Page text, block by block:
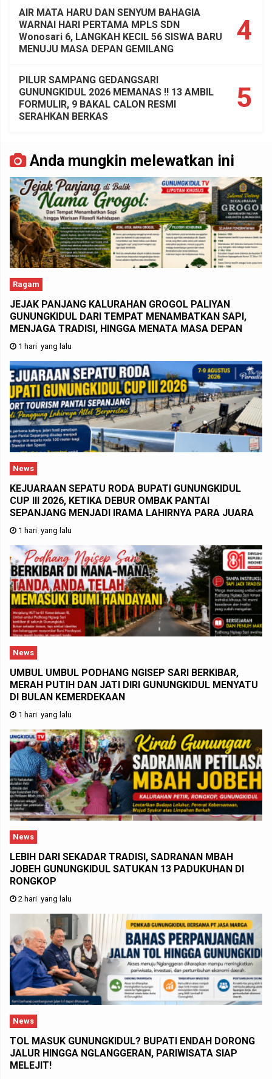
4
AIR MATA HARU DAN SENYUM BAHAGIA
WARNAI HARI PERTAMA MPLS SDN
Wonosari 6, LANGKAH KECIL 56 SISWA BARU
MENUJU MASA DEPAN GEMILANG
5
PILUR SAMPANG GEDANGSARI
GUNUNGKIDUL 2026 MEMANAS !! 13 AMBIL
FORMULIR, 9 BAKAL CALON RESMI
SERAHKAN BERKAS
Anda mungkin melewatkan ini
Ragam
JEJAK PANJANG KALURAHAN GROGOL PALIYAN
GUNUNGKIDUL DARI TEMPAT MENAMBATKAN SAPI,
MENJAGA TRADISI, HINGGA MENATA MASA DEPAN
1 hari yang lalu
News
KEJUARAAN SEPATU RODA BUPATI GUNUNGKIDUL
CUP III 2026, KETIKA DEBUR OMBAK PANTAI
SEPANJANG MENJADI IRAMA LAHIRNYA PARA JUARA
1 hari yang lalu
News
UMBUL UMBUL PODHANG NGISEP SARI BERKIBAR,
MERAH PUTIH DAN JATI DIRI GUNUNGKIDUL MENYATU
DI BULAN KEMERDEKAAN
1 hari yang lalu
News
LEBIH DARI SEKADAR TRADISI, SADRANAN MBAH
JOBEH GUNUNGKIDUL SATUKAN 13 PADUKUHAN DI
RONGKOP
2 hari yang lalu
News
TOL MASUK GUNUNGKIDUL? BUPATI ENDAH DORONG
JALUR HINGGA NGLANGGERAN, PARIWISATA SIAP
MELEJIT!